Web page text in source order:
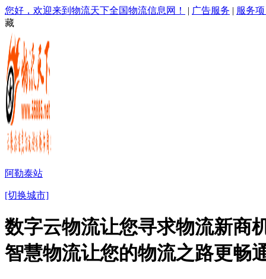
您好，欢迎来到物流天下全国物流信息网！ | 广告服务 | 服务
藏
阿勒泰站
[切换城市]
数字云物流让您寻求物流新商
智慧物流让您的物流之路更畅